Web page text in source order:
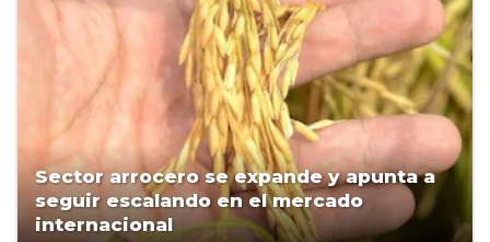
Sector arrocero se expande y apunta a
seguir escalando en el mercado
internacional